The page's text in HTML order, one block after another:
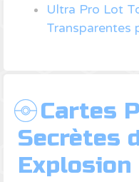
Ultra Pro Lot
Transparentes
Cartes
Secrètes
Explosion